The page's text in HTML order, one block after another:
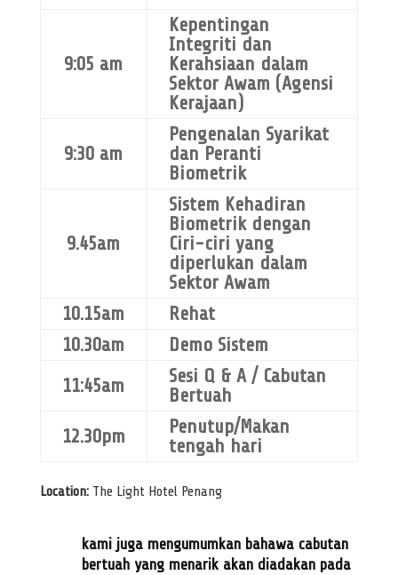
9:05 am
Kepentingan
Integriti dan
Kerahsiaan dalam
Sektor Awam (Agensi
Kerajaan)
9:30 am
Pengenalan Syarikat
dan Peranti
Biometrik
9.45am
Sistem Kehadiran
Biometrik dengan
Ciri-ciri yang
diperlukan dalam
Sektor Awam
10.15am
Rehat
10.30am
Demo Sistem
11:45am
Sesi Q & A / Cabutan
Bertuah
12.30pm
Penutup/Makan
tengah hari
Location:The Light Hotel Penang
kami juga mengumumkan bahawa cabutan
bertuah yang menarik akan diadakan pada
Biometric Attendance
System
System Attendance for Government of Malaysia
Are you looking biometric attendance system for
government agency?
ULTIMATE SOLUTIONto
attendance problem, with the following feature, but not
limited to:
Integrated with Biometric Face Recognition,
Follow Malaysia Government Policy in their rule base
(Pekeliling Perkhidmatan, dll)
Easier management of staff attendance for many years
Data backed-up, with high integrity input
Custom report as per needed
experience in government attendance system
Proof of Concept (PoC), Quotation and even Invoices.